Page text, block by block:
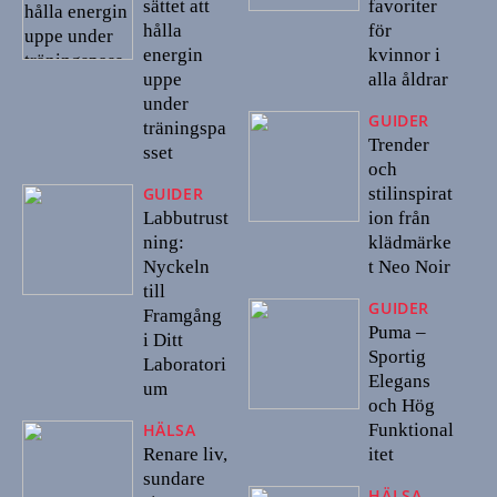
sättet att
hålla
energin
uppe
under
träningspa
sset
GUIDER
Labbutrust
ning:
Nyckeln
till
Framgång
i Ditt
Laboratori
um
HÄLSA
Renare liv,
sundare
favoriter
för
kvinnor i
alla åldrar
GUIDER
Trender
och
stilinspirat
ion från
klädmärke
t Neo Noir
GUIDER
Puma –
Sportig
Elegans
och Hög
Funktional
itet